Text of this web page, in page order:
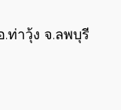
ท่าวุ้ง จ.ลพบุรี